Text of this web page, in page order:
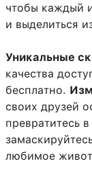
чтобы каждый
и выделиться
Уникальные
качества
бесплатно.
своих друзей
превратитесь
любимое